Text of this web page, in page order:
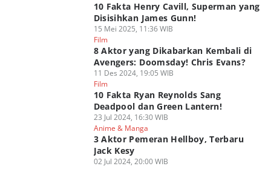
10 Fakta Henry Cavill, Superman yang
Disisihkan James Gunn!
15 Mei 2025, 11:36 WIB
Film
8 Aktor yang Dikabarkan Kembali di
Avengers: Doomsday! Chris Evans?
11 Des 2024, 19:05 WIB
Film
10 Fakta Ryan Reynolds Sang
Deadpool dan Green Lantern!
23 Jul 2024, 16:30 WIB
Anime & Manga
3 Aktor Pemeran Hellboy, Terbaru
Jack Kesy
02 Jul 2024, 20:00 WIB